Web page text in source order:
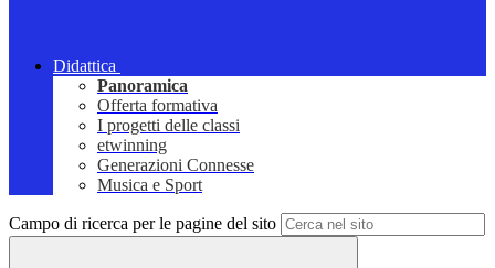
Didattica
Panoramica
Offerta formativa
I progetti delle classi
etwinning
Generazioni Connesse
Musica e Sport
Campo di ricerca per le pagine del sito